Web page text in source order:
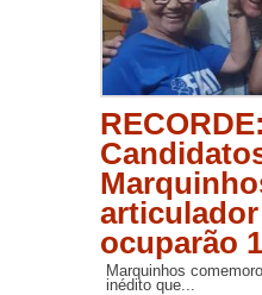
RECORDE:
ocuparão
Marquinhos
inédito que...